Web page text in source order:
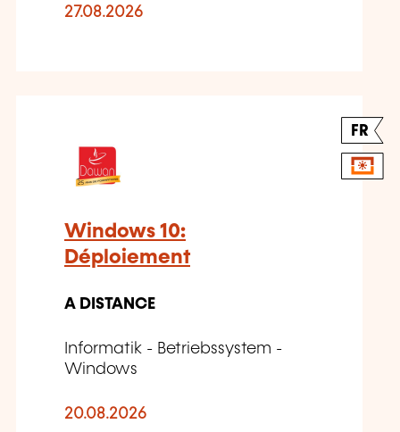
27.08.2026
FR
Windows 10:
Déploiement
A DISTANCE
Informatik - Betriebssystem -
Windows
20.08.2026